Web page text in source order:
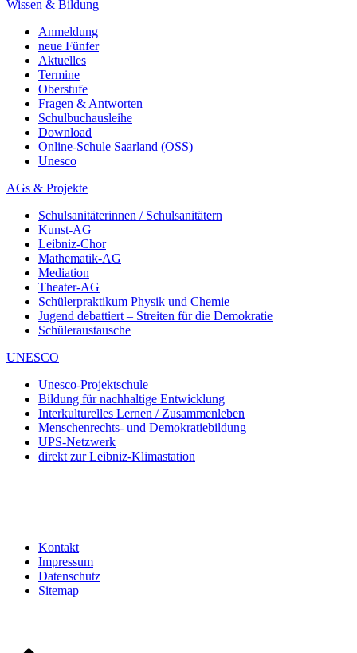
Wissen & Bildung
Anmeldung
neue Fünfer
Aktuelles
Termine
Oberstufe
Fragen & Antworten
Schulbuchausleihe
Download
Online-Schule Saarland (OSS)
Unesco
AGs & Projekte
Schulsanitäterinnen / Schulsanitätern
Kunst-AG
Leibniz-Chor
Mathematik-AG
Mediation
Theater-AG
Schülerpraktikum Physik und Chemie
Jugend debattiert – Streiten für die Demokratie
Schüleraustausche
UNESCO
Unesco-Projektschule
Bildung für nachhaltige Entwicklung
Interkulturelles Lernen / Zusammenleben
Menschenrechts- und Demokratiebildung
UPS-Netzwerk
direkt zur Leibniz-Klimastation
Kontakt
Impressum
Datenschutz
Sitemap